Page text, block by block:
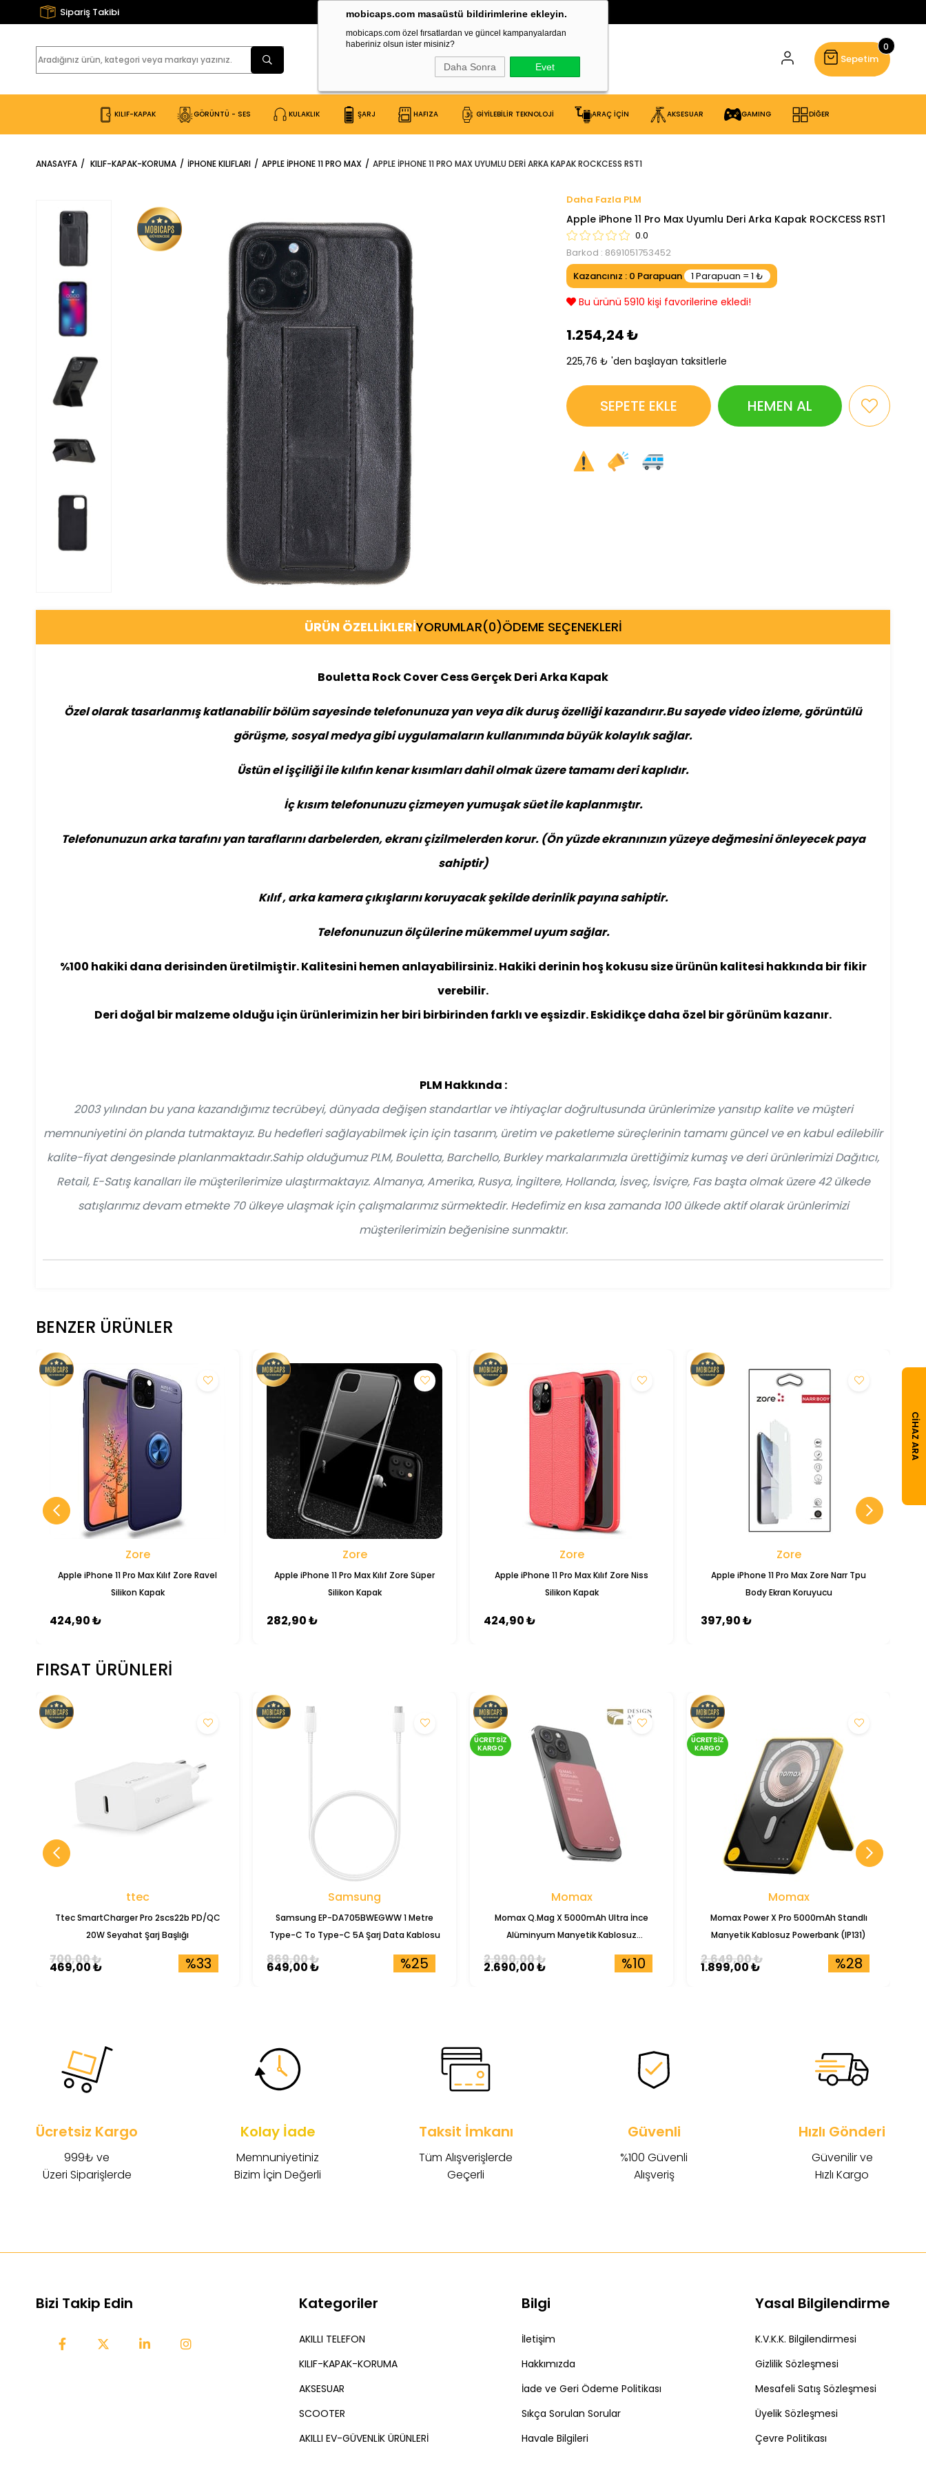
mobicaps.com masaüstü bildirimlerine ekleyin.
mobicaps.com özel fırsatlardan ve güncel kampanyalardan
haberiniz olsun ister misiniz?
Daha Sonra Evet
Sipariş Takibi 30.000 Çeşit Ürün Burada!
Sepetim
0
KILIF-KAPAK GÖRÜNTÜ - SES KULAKLIK ŞARJ HAFIZA GİYİLEBİLİR TEKNOLOJİ ARAÇ İÇİN AKSESUAR GAMING DİĞER
ANASAYFA KILIF-KAPAK-KORUMA IPHONE KILIFLARI APPLE IPHONE 11 PRO MAX APPLE IPHONE 11 PRO MAX UYUMLU DERI ARKA KAPAK ROCKCESS RST1
PLM
Apple iPhone 11 Pro Max Uyumlu Deri Arka Kapak ROCKCESS RST1
0.0
Barkod : 8691051753452
Kazancınız : 0
Bu ürünü 5910 kişi favorilerine ekledi!
1.254,24 ₺
225,76 ₺ 'den başlayan taksitlerle
ÜRÜN ÖZELLIKLERIYORUMLAR(0)ÖDEME SEÇENEKLERI
Bouletta Rock Cover Cess Gerçek Deri Arka Kapak
Özel olarak tasarlanmış katlanabilir bölüm sayesinde telefonunuza yan veya dik duruş özelliği kazandırır.Bu sayede video izleme, görüntülü
görüşme, sosyal medya gibi uygulamaların kullanımında büyük kolaylık sağlar.
Üstün el işçiliği ile kılıfın kenar kısımları dahil olmak üzere tamamı deri kaplıdır.
İç kısım telefonunuzu çizmeyen yumuşak süet ile kaplanmıştır.
Telefonunuzun arka tarafını yan taraflarını darbelerden, ekranı çizilmelerden korur. (Ön yüzde ekranınızın yüzeye değmesini önleyecek paya
sahiptir)
Kılıf , arka kamera çıkışlarını koruyacak şekilde derinlik payına sahiptir.
Telefonunuzun ölçülerine mükemmel uyum sağlar.
%100 hakiki dana derisinden üretilmiştir. Kalitesini hemen anlayabilirsiniz. Hakiki derinin hoş kokusu size ürünün kalitesi hakkında bir fikir
verebilir.
Deri doğal bir malzeme olduğu için ürünlerimizin her biri birbirinden farklı ve eşsizdir. Eskidikçe daha özel bir görünüm kazanır.
PLM Hakkında :
2003 yılından bu yana kazandığımız tecrübeyi, dünyada değişen standartlar ve ihtiyaçlar doğrultusunda ürünlerimize yansıtıp kalite ve müşteri
memnuniyetini ön planda tutmaktayız. Bu hedefleri sağlayabilmek için için tasarım, üretim ve paketleme süreçlerinin tamamı güncel ve en kabul edilebilir
kalite-fiyat dengesinde planlanmaktadır.Sahip olduğumuz PLM, Bouletta, Barchello, Burkley markalarımızla ürettiğimiz kumaş ve deri ürünlerimizi Dağıtıcı,
Retail, E-Satış kanalları ile müşterilerimize ulaştırmaktayız. Almanya, Amerika, Rusya, İngiltere, Hollanda, İsveç, İsviçre, Fas başta olmak üzere 42 ülkede
satışlarımız devam etmekte 70 ülkeye ulaşmak için çalışmalarımız sürmektedir. Hedefimiz en kısa zamanda 100 ülkede aktif olarak ürünlerimizi
müşterilerimizin beğenisine sunmaktır.
BENZER ÜRÜNLER
Zore
Apple iPhone 11 Pro Max Kılıf Zore Ravel
Silikon Kapak
424,90 ₺
Zore
Apple iPhone 11 Pro Max Kılıf Zore Süper
Silikon Kapak
282,90 ₺
Zore
Apple iPhone 11 Pro Max Kılıf Zore Niss
Silikon Kapak
424,90 ₺
Zore
Apple iPhone 11 Pro Max Zore Narr Tpu
Body Ekran Koruyucu
397,90 ₺
FIRSAT ÜRÜNLERI
ttec
Ttec SmartCharger Pro 2scs22b PD/QC
20W Seyahat Şarj Başlığı
%33
469,00 ₺
700,00 ₺
Samsung
Samsung EP-DA705BWEGWW 1 Metre
Type-C To Type-C 5A Şarj Data Kablosu
%25
649,00 ₺
869,00 ₺
Momax
Momax Q.Mag X 5000mAh Ultra İnce
Alüminyum Manyetik Kablosuz
ÜCRETSIZ
KARGO
%10
2.690,00 ₺
2.990,00 ₺
Momax
Momax Power X Pro 5000mAh Standlı
Manyetik Kablosuz Powerbank (IP131)
ÜCRETSIZ
KARGO
%28
1.899,00 ₺
2.649,00 ₺
Ücretsiz Kargo
999₺ ve
Üzeri Siparişlerde
Kolay İade
Memnuniyetiniz
Bizim İçin Değerli
Taksit İmkanı
Tüm Alışverişlerde
Geçerli
Güvenli
%100 Güvenli
Alışveriş
Hızlı Gönderi
Güvenilir ve
Hızlı Kargo
Bizi Takip Edin Kategoriler
AKILLI TELEFON
KILIF-KAPAK-KORUMA
AKSESUAR
SCOOTER
AKILLI EV-GÜVENLİK ÜRÜNLERİ
Bilgi
İletişim
Hakkımızda
İade ve Geri Ödeme Politikası
Sıkça Sorulan Sorular
Havale Bilgileri
Yasal Bilgilendirme
K.V.K.K. Bilgilendirmesi
Gizlilik Sözleşmesi
Mesafeli Satış Sözleşmesi
Üyelik Sözleşmesi
Çevre Politikası
CIHAZ ARA